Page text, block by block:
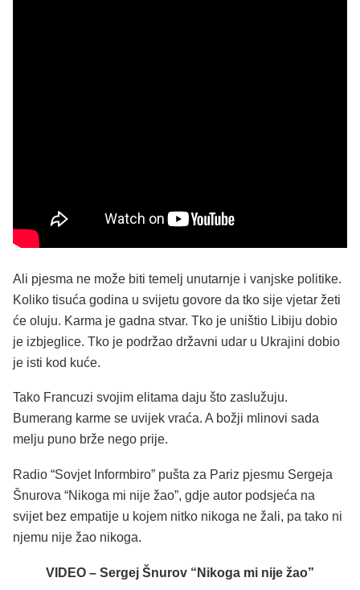
Ali pjesma ne može biti temelj unutarnje i vanjske politike.
Koliko tisuća godina u svijetu govore da tko sije vjetar žeti
će oluju. Karma je gadna stvar. Tko je uništio Libiju dobio
je izbjeglice. Tko je podržao državni udar u Ukrajini dobio
je isti kod kuće.
Tako Francuzi svojim elitama daju što zaslužuju.
Bumerang karme se uvijek vraća. A božji mlinovi sada
melju puno brže nego prije.
Radio “Sovjet Informbiro” pušta za Pariz pjesmu Sergeja
Šnurova “Nikoga mi nije žao”, gdje autor podsjeća na
svijet bez empatije u kojem nitko nikoga ne žali, pa tako ni
njemu nije žao nikoga.
VIDEO – Sergej Šnurov “Nikoga mi nije žao”